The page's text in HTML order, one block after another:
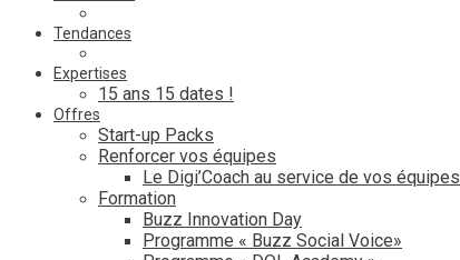
Tendances
Expertises
15 ans 15 dates !
Offres
Start-up Packs
Renforcer vos équipes
Le Digi’Coach au service de vos équipes
Formation
Buzz Innovation Day
Programme « Buzz Social Voice»